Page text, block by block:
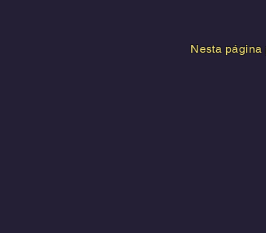
Nesta página